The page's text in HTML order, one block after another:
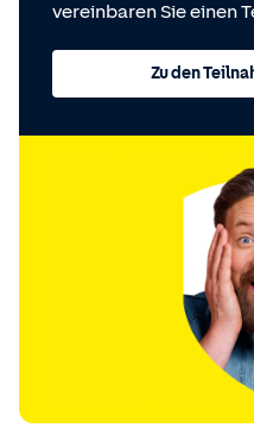
vereinbaren Sie einen
Zu den